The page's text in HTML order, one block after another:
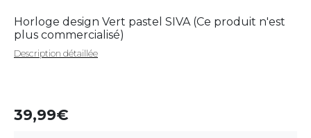
Horloge design Vert pastel SIVA (Ce produit n'est
plus commercialisé)
Description détaillée
39,99